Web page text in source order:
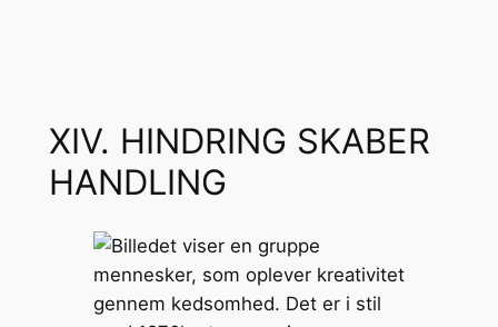
XIV. HINDRING SKABER
HANDLING